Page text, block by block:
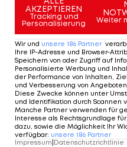
heftige Strafe von
Klubs ausfassen, heißt es.
Der legendäre
Wacker Tirol I
Zwarakonferenz
AKZEPTIEREN
Tracking und
Personalisierung
Weiter
Wir und unsere 186 Partner
Ihre IP-Adresse und Browser-
Speichern von oder Zugriff auf
Personalisierte Werbung und
der Performance von Inhalten,
und Verbesserung von Angeboten
Diese Zwecke können unter
und Identifikation durch Scannen
Manche Partner verwenden für
Interesse als Rechtsgrundlage
dazu, sowie die Möglichkeit Ihr
verfügbar: unsere 186 Partner
Impressum Datenschutzrichtlinie